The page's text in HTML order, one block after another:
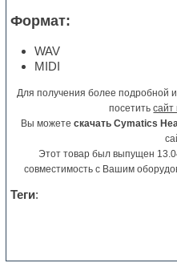
Формат:
WAV
MIDI
Для получения более подробной
посетитьсайт
Вы можетескачать Cymatics
Этот товар был выпущен
совместимость с Вашим
Теги: